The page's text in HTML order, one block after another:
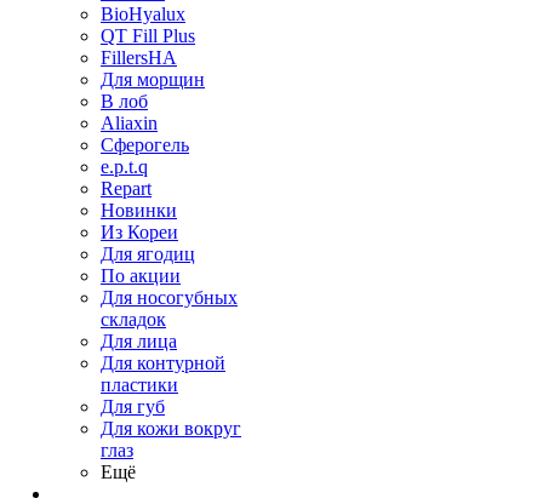
BioHyalux
QT Fill Plus
FillersHA
Для морщин
В лоб
Aliaxin
Сферогель
e.p.t.q
Repart
Новинки
Из Кореи
Для ягодиц
По акции
Для носогубных
складок
Для лица
Для контурной
пластики
Для губ
Для кожи вокруг
глаз
Ещё